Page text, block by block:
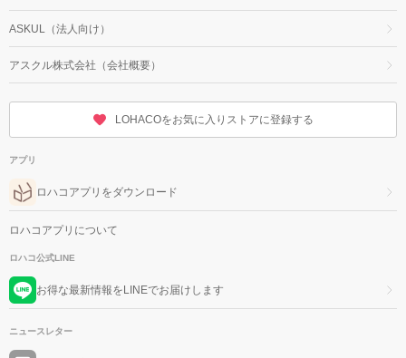
ASKUL（法人向け）
アスクル株式会社（会社概要）
LOHACOをお気に入りストアに登録する
アプリ
ロハコアプリをダウンロード
ロハコアプリについて
ロハコ公式LINE
お得な最新情報をLINEでお届けします
ニュースレター